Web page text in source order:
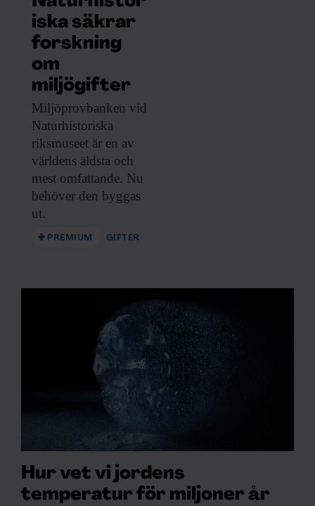
iska säkrar
forskning
om
miljögifter
Miljöprovbanken vid
Naturhistoriska
riksmuseet är en av
världens äldsta och
mest omfattande. Nu
behöver den byggas
ut.
PREMIUM GIFTER
Hur vet vi jordens
temperatur för miljoner år